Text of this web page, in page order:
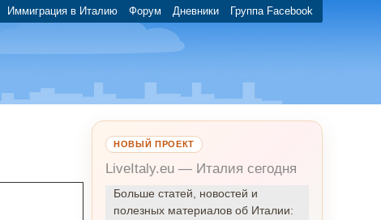
Иммиграция в Италию Форум Дневники Группа Facebook
НОВЫЙ ПРОЕКТ
LiveItaly.eu — Италия сегодня
Больше статей, новостей и
полезных материалов об Италии: